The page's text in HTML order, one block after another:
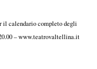
il calendario completo degli
– www.teatrovaltellina.it